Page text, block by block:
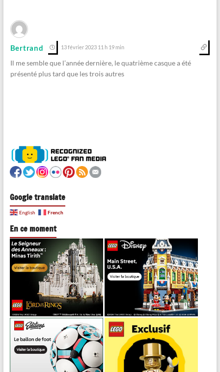
Bertrand 13 février 2023 11 h 19 min
Il me semble que l’année dernière, le quatrième casque a été
présenté plus tard que les trois autres
Google translate
English French
En ce moment